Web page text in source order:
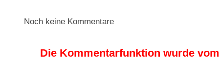
Noch keine Kommentare
Die Kommentarfunktion wurde